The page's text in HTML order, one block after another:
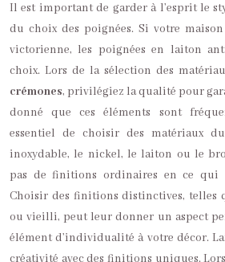
Il est important de garder à l’esprit le
du choix des poignées. Si votre
victorienne, les poignées en laiton
choix. Lors de la sélection des
crémones, privilégiez la qualité pour
donné que ces éléments sont
essentiel de choisir des matériaux
inoxydable, le nickel, le laiton ou le
pas de finitions ordinaires en ce qui
Choisir des finitions distinctives, telles
ou vieilli, peut leur donner un aspect
élément d’individualité à votre décor.
créativité avec des finitions uniques.